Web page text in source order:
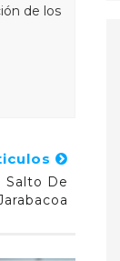
de los
Salto De